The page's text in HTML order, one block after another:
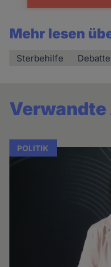
Mehr lesen
Sterbehilfe Debatte
POLITIK